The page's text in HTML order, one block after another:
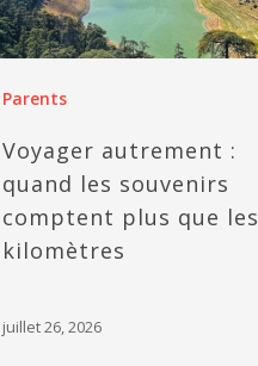
Parents
Voyager autrement :
quand les souvenirs
comptent plus que les
kilomètres
juillet 26, 2026